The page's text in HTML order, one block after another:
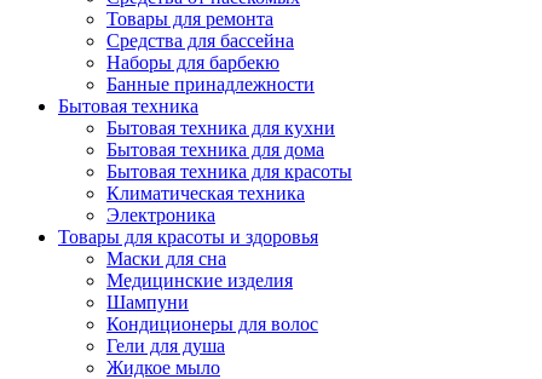
Товары для ремонта
Средства для бассейна
Наборы для барбекю
Банные принадлежности
Бытовая техника
Бытовая техника для кухни
Бытовая техника для дома
Бытовая техника для красоты
Климатическая техника
Электроника
Товары для красоты и здоровья
Маски для сна
Медицинские изделия
Шампуни
Кондиционеры для волос
Гели для душа
Жидкое мыло